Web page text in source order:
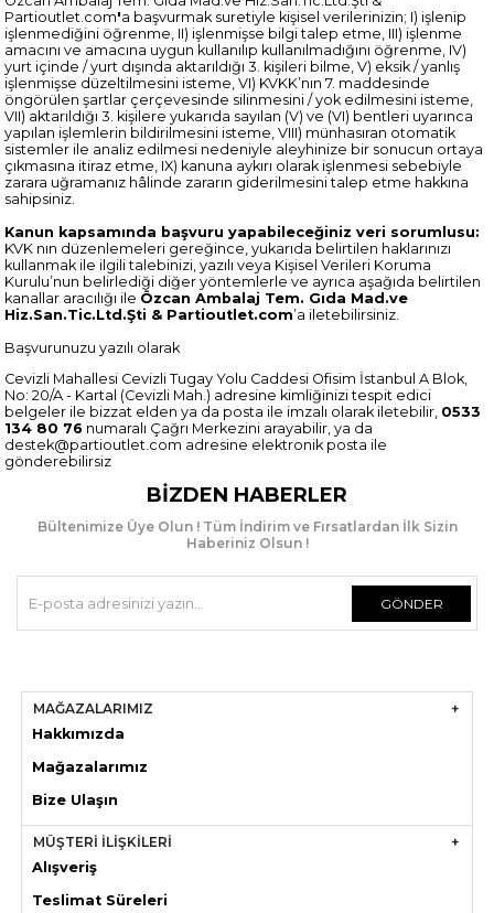
Partioutlet.com'a başvurmak suretiyle kişisel verilerinizin; I) işlenip
işlenmediğini öğrenme, II) işlenmişse bilgi talep etme, III) işlenme
amacını ve amacına uygun kullanılıp kullanılmadığını öğrenme, IV)
yurt içinde / yurt dışında aktarıldığı 3. kişileri bilme, V) eksik / yanlış
işlenmişse düzeltilmesini isteme, VI) KVKK’nın 7. maddesinde
öngörülen şartlar çerçevesinde silinmesini / yok edilmesini isteme,
VII) aktarıldığı 3. kişilere yukarıda sayılan (V) ve (VI) bentleri uyarınca
yapılan işlemlerin bildirilmesini isteme, VIII) münhasıran otomatik
sistemler ile analiz edilmesi nedeniyle aleyhinize bir sonucun ortaya
çıkmasına itiraz etme, IX) kanuna aykırı olarak işlenmesi sebebiyle
zarara uğramanız hâlinde zararın giderilmesini talep etme hakkına
sahipsiniz.
Kanun kapsamında başvuru yapabileceğiniz veri sorumlusu:
KVK nın düzenlemeleri gereğince, yukarıda belirtilen haklarınızı
kullanmak ile ilgili talebinizi, yazılı veya Kişisel Verileri Koruma
Kurulu’nun belirlediği diğer yöntemlerle ve ayrıca aşağıda belirtilen
kanallar aracılığı ile Özcan Ambalaj Tem. Gıda Mad.ve
Hiz.San.Tic.Ltd.Şti & Partioutlet.com’a iletebilirsiniz.
Başvurunuzu yazılı olarak
Cevizli Mahallesi Cevizli Tugay Yolu Caddesi Ofisim İstanbul A Blok,
No: 20/A - Kartal (Cevizli Mah.) adresine kimliğinizi tespit edici
belgeler ile bizzat elden ya da posta ile imzalı olarak iletebilir, 0533
134 80 76 numaralı Çağrı Merkezini arayabilir, ya da
destek@partioutlet.com adresine elektronik posta ile
gönderebilirsiz
BIZDEN HABERLER
Bültenimize Üye Olun ! Tüm İndirim ve Fırsatlardan İlk Sizin
Haberiniz Olsun !
GÖNDER
MAĞAZALARIMIZ
Hakkımızda
Mağazalarımız
Bize Ulaşın
MÜŞTERİ İLİŞKİLERİ
Alışveriş
Teslimat Süreleri